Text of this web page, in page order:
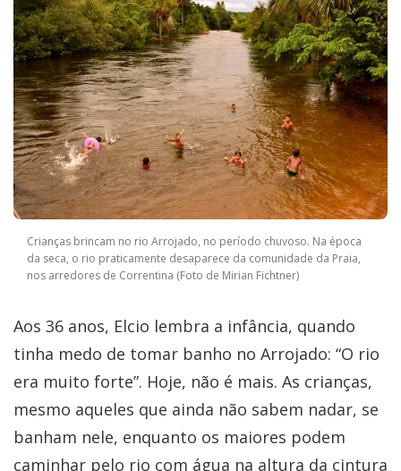
Crianças brincam no rio Arrojado, no período chuvoso. Na época
da seca, o rio praticamente desaparece da comunidade da Praia,
nos arredores de Correntina (Foto de Mirian Fichtner)
Aos 36 anos, Elcio lembra a infância, quando
tinha medo de tomar banho no Arrojado: “O rio
era muito forte”. Hoje, não é mais. As crianças,
mesmo aqueles que ainda não sabem nadar, se
banham nele, enquanto os maiores podem
caminhar pelo rio com água na altura da cintura